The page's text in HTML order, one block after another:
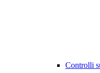
Controlli